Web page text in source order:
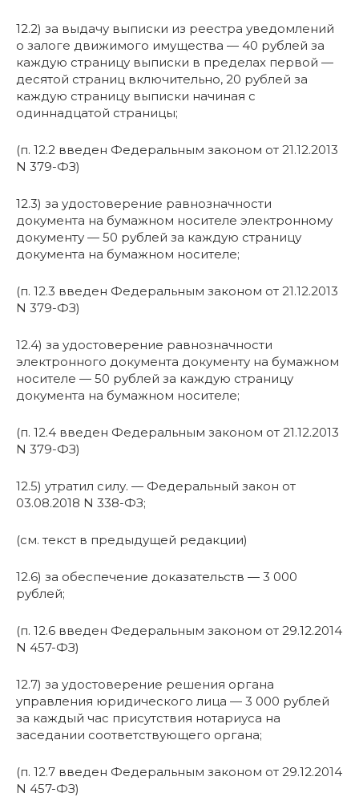
12.2) за выдачу выписки из реестра уведомлений
о залоге движимого имущества — 40 рублей за
каждую страницу выписки в пределах первой —
десятой страниц включительно, 20 рублей за
каждую страницу выписки начиная с
одиннадцатой страницы;
(п. 12.2 введен Федеральным законом от 21.12.2013
N 379-ФЗ)
12.3) за удостоверение равнозначности
документа на бумажном носителе электронному
документу — 50 рублей за каждую страницу
документа на бумажном носителе;
(п. 12.3 введен Федеральным законом от 21.12.2013
N 379-ФЗ)
12.4) за удостоверение равнозначности
электронного документа документу на бумажном
носителе — 50 рублей за каждую страницу
документа на бумажном носителе;
(п. 12.4 введен Федеральным законом от 21.12.2013
N 379-ФЗ)
12.5) утратил силу. — Федеральный закон от
03.08.2018 N 338-ФЗ;
(см. текст в предыдущей редакции)
12.6) за обеспечение доказательств — 3 000
рублей;
(п. 12.6 введен Федеральным законом от 29.12.2014
N 457-ФЗ)
12.7) за удостоверение решения органа
управления юридического лица — 3 000 рублей
за каждый час присутствия нотариуса на
заседании соответствующего органа;
(п. 12.7 введен Федеральным законом от 29.12.2014
N 457-ФЗ)